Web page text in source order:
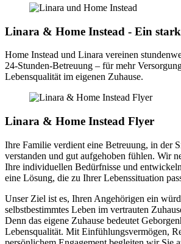
Linara & Home Instead - Ein
Home Instead und Linara vereinen
24-Stunden-Betreuung – für mehr
Lebensqualität im eigenen Zuhause.
Linara & Home Instead Flyer
Ihre Familie verdient eine Betreuung, in der
verstanden und gut aufgehoben fühlen. Wir
Ihre individuellen Bedürfnisse und
eine Lösung, die zu Ihrer Lebenssituation
Unser Ziel ist es, Ihren Angehörigen ein
selbstbestimmtes Leben im vertrauten
Denn das eigene Zuhause bedeutet
Lebensqualität. Mit Einfühlungsvermögen,